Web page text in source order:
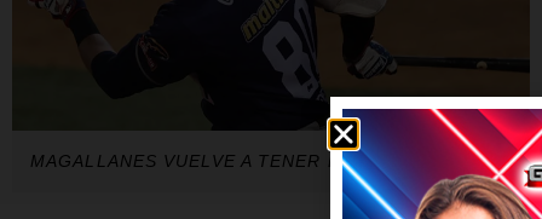
MAGALLANES VUELVE A TENER BAJAS A LA VISTA